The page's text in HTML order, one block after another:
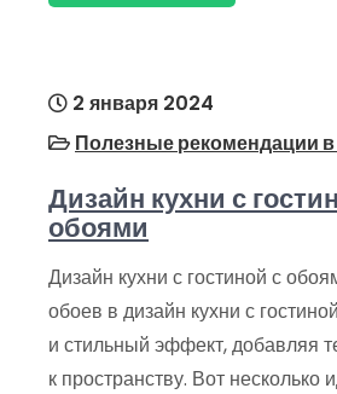
2 января 2024
Полезные рекомендации
Дизайн кухни с
обоями
Дизайн кухни с гостиной с
обоев в дизайн кухни с
и стильный эффект, добавляя
к пространству. Вот несколько